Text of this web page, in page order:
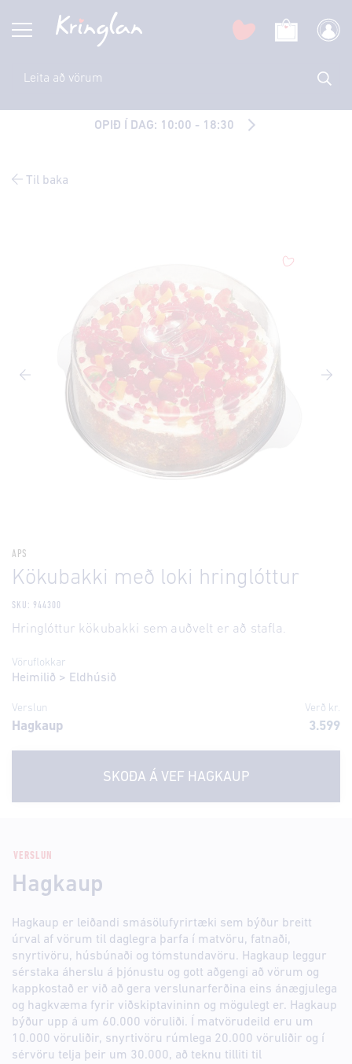
OPIÐ Í DAG: 10:00 - 18:30
Til baka
APS
Kökubakki með loki hringlóttur
SKU: 944300
Hringlóttur kökubakki sem auðvelt er að stafla.
Vöruflokkar
Heimilið > Eldhúsið
Verslun Verð kr.
Hagkaup 3.599
SKOÐA Á VEF HAGKAUP
VERSLUN
Hagkaup
Hagkaup er leiðandi smásölufyrirtæki sem býður breitt
úrval af vörum til daglegra þarfa í matvöru, fatnaði,
snyrtivöru, húsbúnaði og tómstundavöru. Hagkaup leggur
sérstaka áherslu á þjónustu og gott aðgengi að vörum og
kappkostað er við að gera verslunarferðina eins ánægjulega
og hagkvæma fyrir viðskiptavininn og mögulegt er. Hagkaup
býður upp á um 60.000 vöruliði. Í matvörudeild eru um
10.000 vöruliðir, snyrtivöru rúmlega 20.000 vöruliðir og í
sérvöru telja þeir um 30.000, að teknu tilliti til